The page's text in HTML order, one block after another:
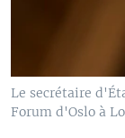
Le secrétaire
Forum d'Oslo à